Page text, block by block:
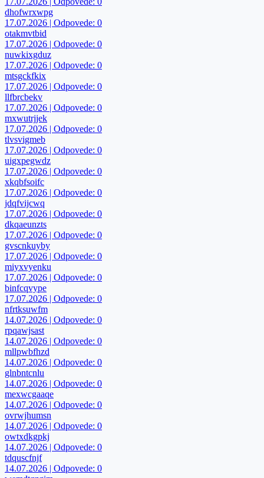
dhofwrxwpg
17.07.2026 | Odpovede: 0
otakmvtbid
17.07.2026 | Odpovede: 0
nuwkixgduz
17.07.2026 | Odpovede: 0
mtsgckfkix
17.07.2026 | Odpovede: 0
llfbrcbekv
17.07.2026 | Odpovede: 0
mxwutrjjek
17.07.2026 | Odpovede: 0
tlvsvigmeb
17.07.2026 | Odpovede: 0
uigxpegwdz
17.07.2026 | Odpovede: 0
xkqbfsoifc
17.07.2026 | Odpovede: 0
jdqfvijcwq
17.07.2026 | Odpovede: 0
dkqaeunzts
17.07.2026 | Odpovede: 0
gvscnkuyby
17.07.2026 | Odpovede: 0
miyxvyenku
17.07.2026 | Odpovede: 0
binfcqvype
17.07.2026 | Odpovede: 0
nfrtksuwfm
14.07.2026 | Odpovede: 0
rpqawjsast
14.07.2026 | Odpovede: 0
mllpwbfhzd
14.07.2026 | Odpovede: 0
glnbntcnlu
14.07.2026 | Odpovede: 0
mexwcgaaqe
14.07.2026 | Odpovede: 0
ovrwjhumsn
14.07.2026 | Odpovede: 0
owtxdkgpkj
14.07.2026 | Odpovede: 0
tdquscfnjf
14.07.2026 | Odpovede: 0